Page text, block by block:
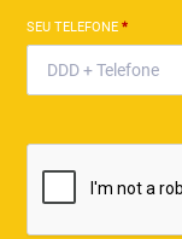
SEU TELEFONE*